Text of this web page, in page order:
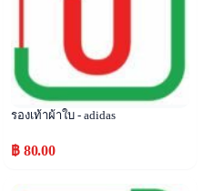
รองเท้าผ้าใบ - adidas
฿ 80.00